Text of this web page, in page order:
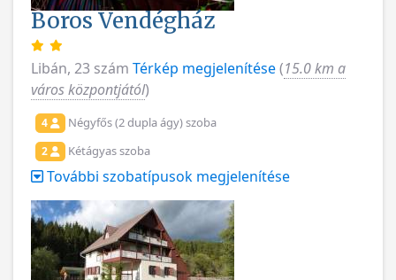
Boros Vendégház
Libán, 23 szám Térkép megjelenítése(15.0 km a
város központjától)
4 Négyfős (2 dupla ágy) szoba
2 Kétágyas szoba
További szobatípusok megjelenítése